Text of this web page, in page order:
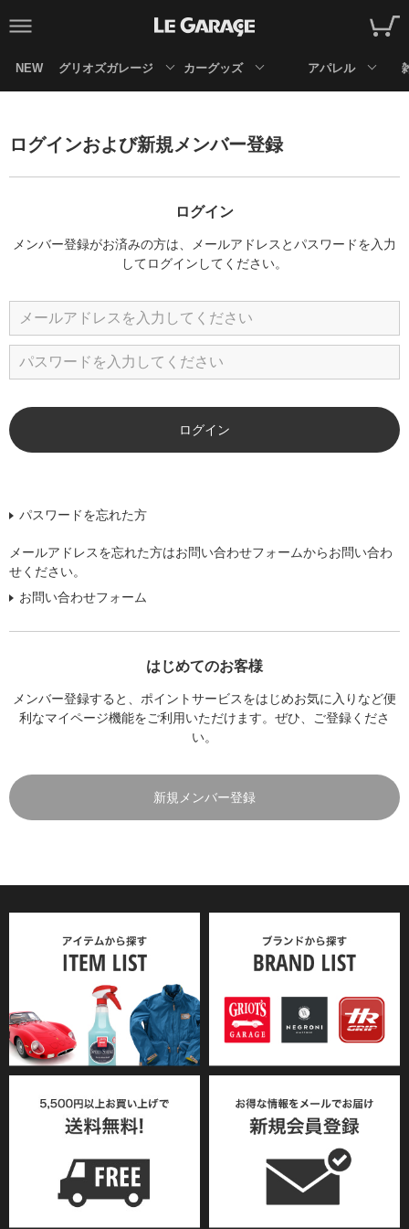
NEW グリオズガレージ カーグッズ アパレル
ログインおよび新規メンバー登録
ログイン
メンバー登録がお済みの方は、メールアドレスとパスワードを入力
してログインしてください。
パスワードを忘れた方
メールアドレスを忘れた方はお問い合わせフォームからお問い合わ
せください。
お問い合わせフォーム
はじめてのお客様
メンバー登録すると、ポイントサービスをはじめお気に入りなど便
利なマイページ機能をご利用いただけます。ぜひ、ご登録くださ
い。
新規メンバー登録